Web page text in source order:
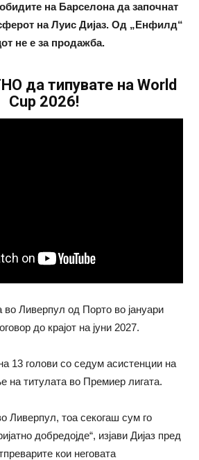
на Барселона да започнат
на Луис Дијаз. Од „Енфилд“
не е за продажба.
да типувате на World
Cup 2026!
во Ливерпул од Порто во јануари
до крајот на јуни 2027.
13 голови со седум асистенции на
на титулата во Премиер лигата.
Ливерпул, тоа секогаш сум го
добредојде“, изјави Дијаз пред
кои неговата